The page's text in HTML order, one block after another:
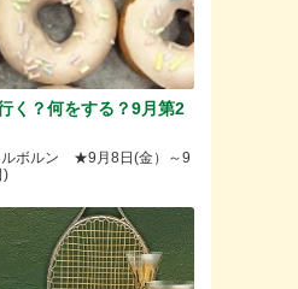
く？何をする？9月第2
ルボルン ★9月8日(金）～9
)